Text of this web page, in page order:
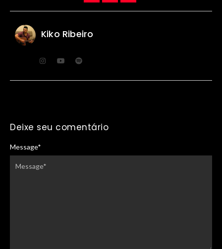
Kiko Ribeiro
Deixe seu comentário
Message*